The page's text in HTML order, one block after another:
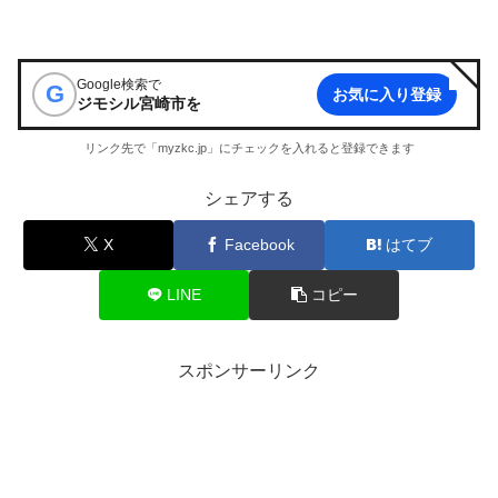
G Google検索で
ジモシル宮崎市を お気に入り登録
リンク先で「myzkc.jp」にチェックを入れると登録できます
シェアする
X Facebook はてブ
LINE コピー
スポンサーリンク